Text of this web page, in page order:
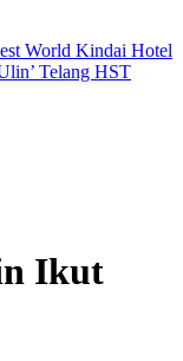
World Kindai Hotel
Telang HST
Ikut